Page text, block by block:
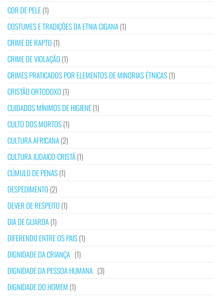
COR DE PELE(1)
COSTUMES E TRADIÇÕES DA ETNIA CIGANA(1)
CRIME DE RAPTO (1)
CRIME DE VIOLAÇÃO (1)
CRIMES PRATICADOS POR ELEMENTOS DE MINORIAS ÉTNICAS(1)
CRISTÃO ORTODOXO (1)
CUIDADOS MÍNIMOS DE HIGIENE(1)
CULTO DOS MORTOS(1)
CULTURA AFRICANA(2)
CULTURA JUDAICO-CRISTÃ(1)
CÚMULO DE PENAS(1)
DESPEDIMENTO (2)
DEVER DE RESPEITO (1)
DIA DE GUARDA(1)
DIFERENDO ENTRE OS PAIS(1)
DIGNIDADE DA CRIANÇA (1)
DIGNIDADE DA PESSOA HUMANA (3)
DIGNIDADE DO HOMEM (1)